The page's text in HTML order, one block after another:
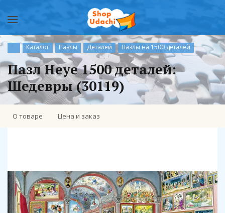
Каталог Пазлы Деталей Пазлы на 1500 деталей
Пазл Heye 1500 деталей:
Шедевры (30119)
О товаре Цена и заказ